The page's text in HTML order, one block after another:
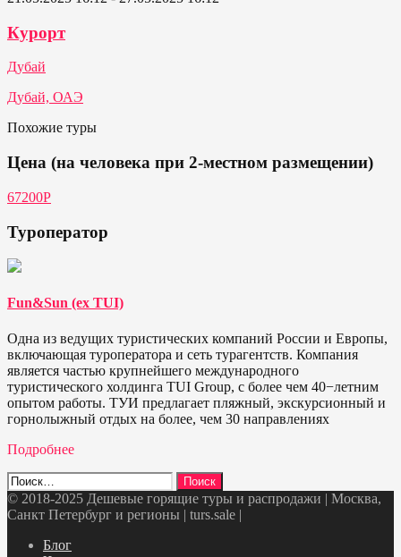
Курорт
Дубай
Дубай, ОАЭ
Похожие туры
Цена (на человека при 2-местном размещении)
67200P
Туроператор
Fun&Sun (ex TUI)
Одна из ведущих туристических компаний России и Европы,
включающая туроператора и сеть турагентств. Компания
является частью крупнейшего международного
туристического холдинга TUI Group, с более чем 40−летним
опытом работы. ТУИ предлагает пляжный, экскурсионный и
горнолыжный отдых на более, чем 30 направлениях
Подробнее
Найти:
© 2018-2025 Дешевые горящие туры и распродажи | Москва,
Санкт Петербург и регионы | turs.sale |
Блог